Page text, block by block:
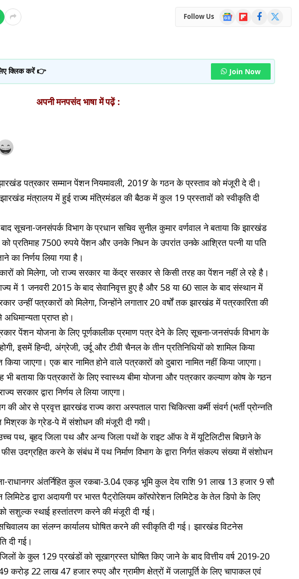
Follow Us
Google
News
FlipboardFacebook
क्लिक करें 👉 Join Now
अपनी मनपसंद भाषा में पढ़ें :
पत्रकार सम्मान पेंशन नियमावली, 2019‘ के गठन के प्रस्ताव को मंजूरी दे दी।
मंत्रालय में हुई राज्य मंत्रिमंडल की बैठक में कुल 19 प्रस्तावों को स्वीकृति दी
सूचना-जनसंपर्क विभाग के प्रधान सचिव सुनील कुमार वर्णवाल ने बताया कि झारखंड
को प्रतिमाह 7500 रुपये पेंशन और उनके निधन के उपरांत उनके आश्रित पत्नी या पति
का निर्णय लिया गया है।
को मिलेगा, जो राज्य सरकार या केंद्र सरकार से किसी तरह का पेंशन नहीं ले रहे है।
में 1 जनवरी 2015 के बाद सेवानिवृत्त हुए है और 58 या 60 साल के बाद संस्थान में
उन्हीं पत्रकारों को मिलेगा, जिन्होंने लगातार 20 वर्षों तक झारखंड में पत्रकारिता की
प्राप्त हो।
पेंशन योजना के लिए पूर्णकालीक प्रमाण पत्र देने के लिए सूचना-जनसंपर्क विभाग के
इसमें हिन्दी, अंग्रेजी, उर्दू और टीवी चैनल के तीन प्रतिनिधियों को शामिल किया
जाएगा। एक बार नामित होने वाले पत्रकारों को दुबारा नामित नहीं किया जाएगा।
बताया कि पत्रकारों के लिए स्वास्थ्य बीमा योजना और पत्रकार कल्याण कोष के गठन
सरकार द्वारा निर्णय ले लिया जाएगा।
ओर से प्रवृत्त झारखंड राज्य कारा अस्पताल पारा चिकित्सा कर्मी संवर्ग (भर्ती प्रोन्नति
मिश्रक के ग्रेड-पे में संशोधन की मंजूरी दी गयी।
पथ, बृहद जिला पथ और अन्य जिला पथों के राइट ऑफ वे में यूटिलिटीस बिछाने के
उदग्रहित करने के संबंध में पथ निर्माण विभाग के द्वारा निर्गत संकल्प संख्या में संशोधन
राधानगर अंतर्निहित कुल रकबा-3.04 एकड़ भूमि कुल देय राशि 91 लाख 13 हजार 9 सौ
द्वारा अदायगी पर भारत पैट्रोलियम कॉरपोरेशन लिमिटेड के तेल डिपो के लिए
सशुल्क स्थाई हस्तांतरण करने की मंजूरी दी गई।
का संलग्न कार्यालय घोषित करने की स्वीकृति दी गई। झारखंड विटनेस
दी गई।
के कुल 129 प्रखंडों को सूखाग्रस्त घोषित किए जाने के बाद वित्तीय वर्ष 2019-20
करोड़ 22 लाख 47 हजार रुपए और ग्रामीण क्षेत्रों में जलापूर्ति के लिए चापाकल एवं